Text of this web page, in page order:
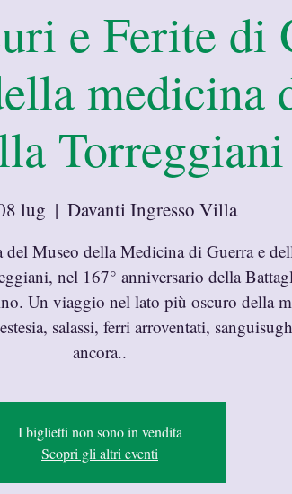
e Ferite di
medicina
Torreggiani
lug
  |
Davanti Ingresso Villa
del Museo della Medicina di Guerra e
nel 167° anniversario della
Un viaggio nel lato più oscuro della
salassi, ferri arroventati,
ancora..
I biglietti non sono in vendita
Scopri gli altri eventi